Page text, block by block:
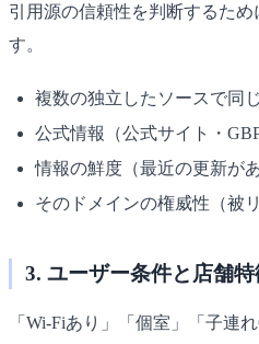
引用源の信頼性を判断するた
す。
複数の独立したソースで同
公式情報（公式サイト・
情報の鮮度（最近の更新があ
そのドメインの権威性（被
3. ユーザー条件と店舗
「Wi-Fiあり」「個室」「子連